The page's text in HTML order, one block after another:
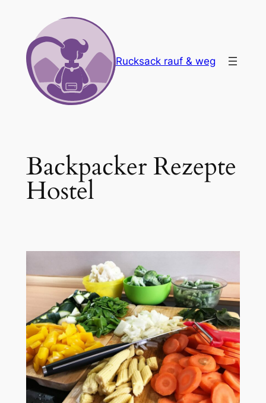
springen
Rucksack rauf & weg
Backpacker Rezepte
Hostel